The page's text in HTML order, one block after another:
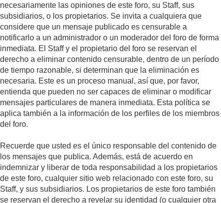
necesariamente las opiniones de este foro, su Staff, sus
subsidiarios, o los propietarios. Se invita a cualquiera que
considere que un mensaje publicado es censurable a
notificarlo a un administrador o un moderador del foro de forma
inmediata. El Staff y el propietario del foro se reservan el
derecho a eliminar contenido censurable, dentro de un período
de tiempo razonable, si determinan que la eliminación es
necesaria. Este es un proceso manual, así que, por favor,
entienda que pueden no ser capaces de eliminar o modificar
mensajes particulares de manera inmediata. Esta política se
aplica también a la información de los perfiles de los miembros
del foro.
Recuerde que usted es el único responsable del contenido de
los mensajes que publica. Además, está de acuerdo en
indemnizar y liberar de toda responsabilidad a los propietarios
de este foro, cualquier sitio web relacionado con este foro, su
Staff, y sus subsidiarios. Los propietarios de este foro también
se reservan el derecho a revelar su identidad (o cualquier otra